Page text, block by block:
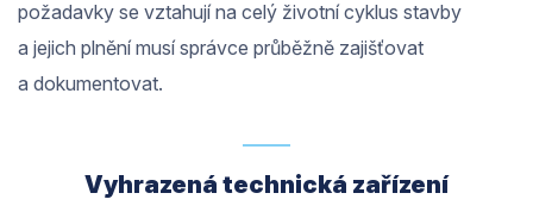
požadavky se vztahují na celý životní cyklus stavby
a jejich plnění musí správce průběžně zajišťovat
a dokumentovat.
Vyhrazená technická zařízení